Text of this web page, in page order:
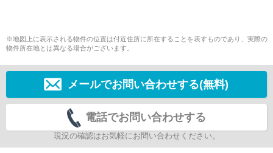
※地図上に表示される物件の位置は付近住所に所在することを表すものであり、実際の
物件所在地とは異なる場合がございます。
メールでお問い合わせする(無料)
電話でお問い合わせする
現況の確認はお気軽にお問い合わせください。